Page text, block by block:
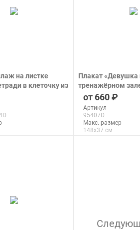
на листке
в клеточку из
и
с
Плакат
тренажёрном
печать на бумаге
660
Артикул
95407D
Макс. размер
148x37 см